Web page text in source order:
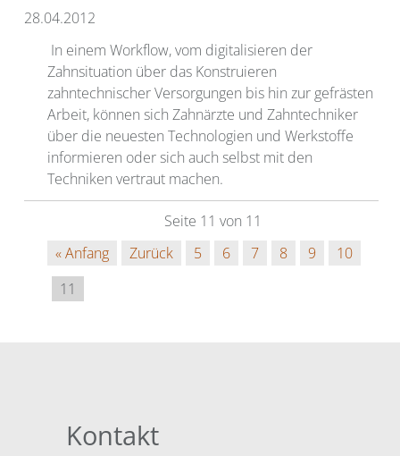
28.04.2012
In einem Workflow, vom digitalisieren der
Zahnsituation über das Konstruieren
zahntechnischer Versorgungen bis hin zur gefrästen
Arbeit, können sich Zahnärzte und Zahntechniker
über die neuesten Technologien und Werkstoffe
informieren oder sich auch selbst mit den
Techniken vertraut machen.
Seite 11 von 11
« Anfang
Zurück 5 6 7 8 9
10
11
Kontakt